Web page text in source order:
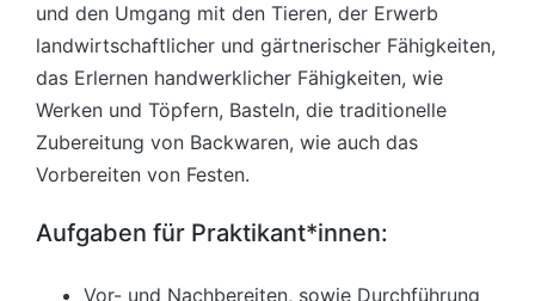
und den Umgang mit den Tieren, der Erwerb
landwirtschaftlicher und gärtnerischer Fähigkeiten,
das Erlernen handwerklicher Fähigkeiten, wie
Werken und Töpfern, Basteln, die traditionelle
Zubereitung von Backwaren, wie auch das
Vorbereiten von Festen.
Aufgaben für Praktikant*innen:
Vor- und Nachbereiten, sowie Durchführung